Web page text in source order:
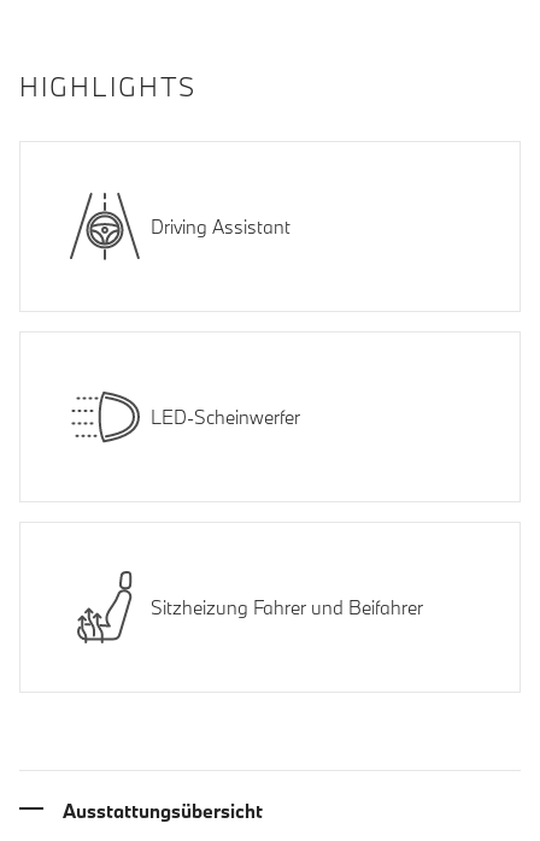
HIGHLIGHTS
Driving Assistant
LED-Scheinwerfer
Sitzheizung Fahrer und Beifahrer
Ausstattungsübersicht